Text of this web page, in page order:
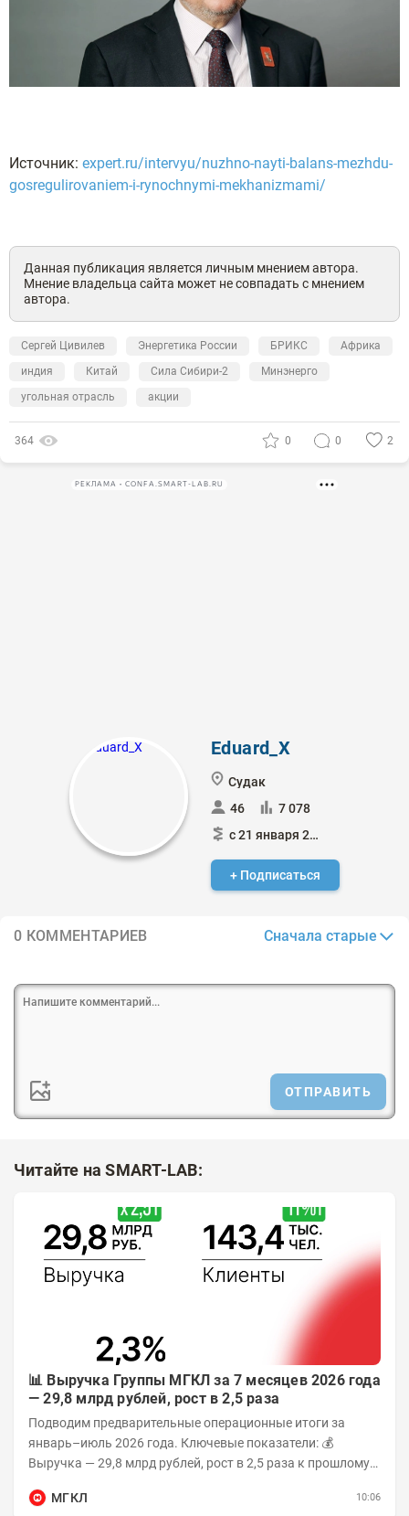
Источник: expert.ru/intervyu/nuzhno-nayti-balans-mezhdu-
gosregulirovaniem-i-rynochnymi-mekhanizmami/
Данная публикация является личным мнением автора.
Мнение владельца сайта может не совпадать с мнением
автора.
Сергей Цивилев Энергетика России БРИКС
Африка
индия
Китай Сила Сибири-2
Минэнерго
угольная отрасль
акции
364 0 0 2
РЕКЛАМА • CONFA.SMART-LAB.RU
Eduard_X
Судак
46
7 078
с 21 января 2024
+ Подписаться
0 КОММЕНТАРИЕВ Сначала старые
ОТПРАВИТЬ
Читайте на SMART-LAB:
📊 Выручка Группы МГКЛ за 7 месяцев 2026 года
— 29,8 млрд рублей, рост в 2,5 раза
Подводим предварительные операционные итоги за
январь–июль 2026 года. Ключевые показатели: 💰
Выручка — 29,8 млрд рублей, рост в 2,5 раза к прошлому
МГКЛ
10:06